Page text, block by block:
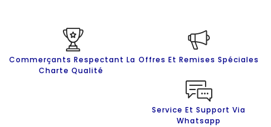
Commerçants Respectant La
Charte Qualité
Offres Et Remises Spéciales
Service Et Support Via
Whatsapp